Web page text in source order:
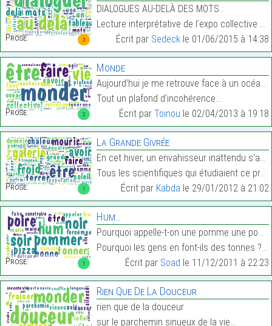
3
Prose:
DIALOGUES AU-DELÀ DES MOTS :
Lecture interprétative de l’expo collective à la G…
Écrit par Sedeckle 01/06/2015 à 14:38
2
Prose:
Monde
Aujourd’hui je me retrouve face à un océan d’ignor
Tout un plafond d’incohérence.…
Écrit par Toinou le 02/04/2013 à 19:18
1
Prose:
La Grande Givrée
En cet hiver, un envahisseur inattendu s’apprêtait
Tous les scientifiques qui étudiaient ce problème …
Écrit par Kabda le 29/01/2012 à 21:02
1
Prose:
Hum…
Pourquoi appelle-t-on une pomme une pomme ?
Pourquoi les gens en font-ils des tonnes ?…
Écrit par Soad le 11/12/2011 à 22:23
Rien Que De La Douceur
rien que de la douceur
sur le parchemin sinueux de la vie…